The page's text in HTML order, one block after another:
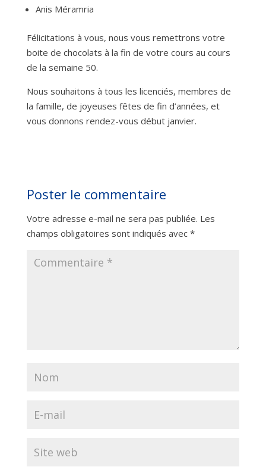
Anis Méramria
Félicitations à vous, nous vous remettrons votre
boite de chocolats à la fin de votre cours au cours
de la semaine 50.
Nous souhaitons à tous les licenciés, membres de
la famille, de joyeuses fêtes de fin d’années, et
vous donnons rendez-vous début janvier.
Poster le commentaire
Votre adresse e-mail ne sera pas publiée. Les
champs obligatoires sont indiqués avec *